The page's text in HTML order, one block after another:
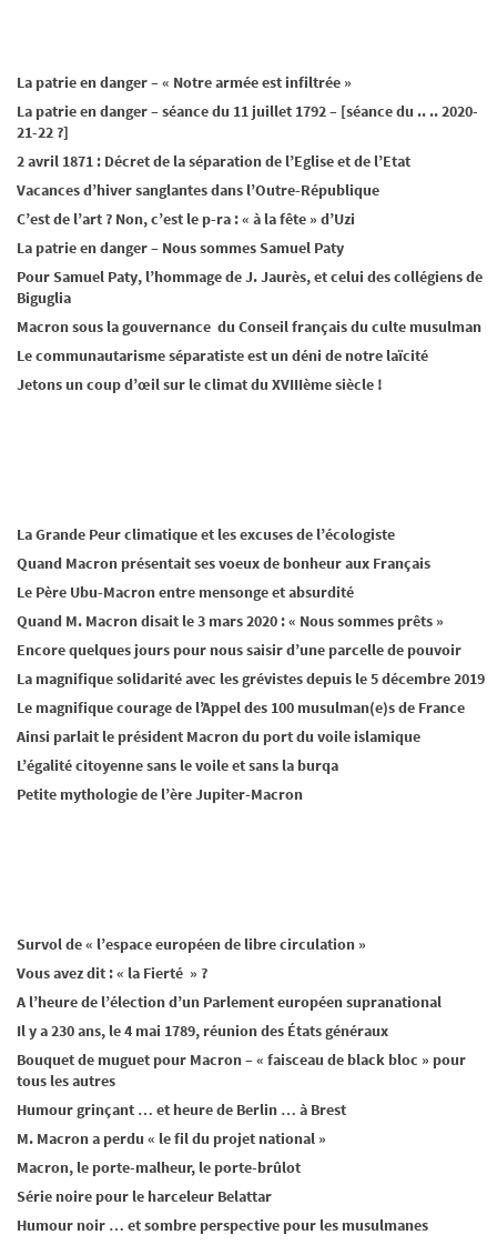
La patrie en danger – « Notre armée est infiltrée »
La patrie en danger – séance du 11 juillet 1792 – [séance du .. .. 2020-
21-22 ?]
2 avril 1871 : Décret de la séparation de l’Eglise et de l’Etat
Vacances d’hiver sanglantes dans l’Outre-République
C’est de l’art ? Non, c’est le p-ra : « à la fête » d’Uzi
La patrie en danger – Nous sommes Samuel Paty
Pour Samuel Paty, l’hommage de J. Jaurès, et celui des collégiens de
Biguglia
Macron sous la gouvernance du Conseil français du culte musulman
Le communautarisme séparatiste est un déni de notre laïcité
Jetons un coup d’œil sur le climat du XVIIIème siècle !
La Grande Peur climatique et les excuses de l’écologiste
Quand Macron présentait ses voeux de bonheur aux Français
Le Père Ubu-Macron entre mensonge et absurdité
Quand M. Macron disait le 3 mars 2020 : « Nous sommes prêts »
Encore quelques jours pour nous saisir d’une parcelle de pouvoir
La magnifique solidarité avec les grévistes depuis le 5 décembre 2019
Le magnifique courage de l’Appel des 100 musulman(e)s de France
Ainsi parlait le président Macron du port du voile islamique
L’égalité citoyenne sans le voile et sans la burqa
Petite mythologie de l’ère Jupiter-Macron
Survol de « l’espace européen de libre circulation »
Vous avez dit : « la Fierté » ?
A l’heure de l’élection d’un Parlement européen supranational
Il y a 230 ans, le 4 mai 1789, réunion des États généraux
Bouquet de muguet pour Macron – « faisceau de black bloc » pour
tous les autres
Humour grinçant … et heure de Berlin … à Brest
M. Macron a perdu « le fil du projet national »
Macron, le porte-malheur, le porte-brûlot
Série noire pour le harceleur Belattar
Humour noir … et sombre perspective pour les musulmanes